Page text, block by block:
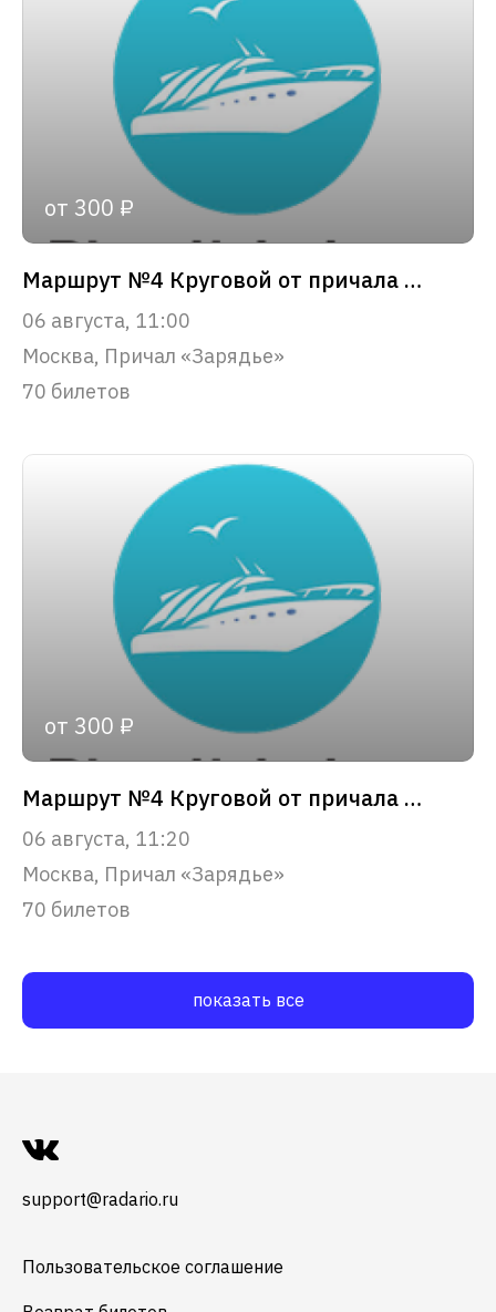
от 300 ₽
Маршрут №4 Круговой от причала «Зарядье»
06 августа, 11:00
Москва, Причал «Зарядье»
70 билетов
от 300 ₽
Маршрут №4 Круговой от причала «Зарядье»
06 августа, 11:20
Москва, Причал «Зарядье»
70 билетов
показать все
support@radario.ru
Пользовательское соглашение